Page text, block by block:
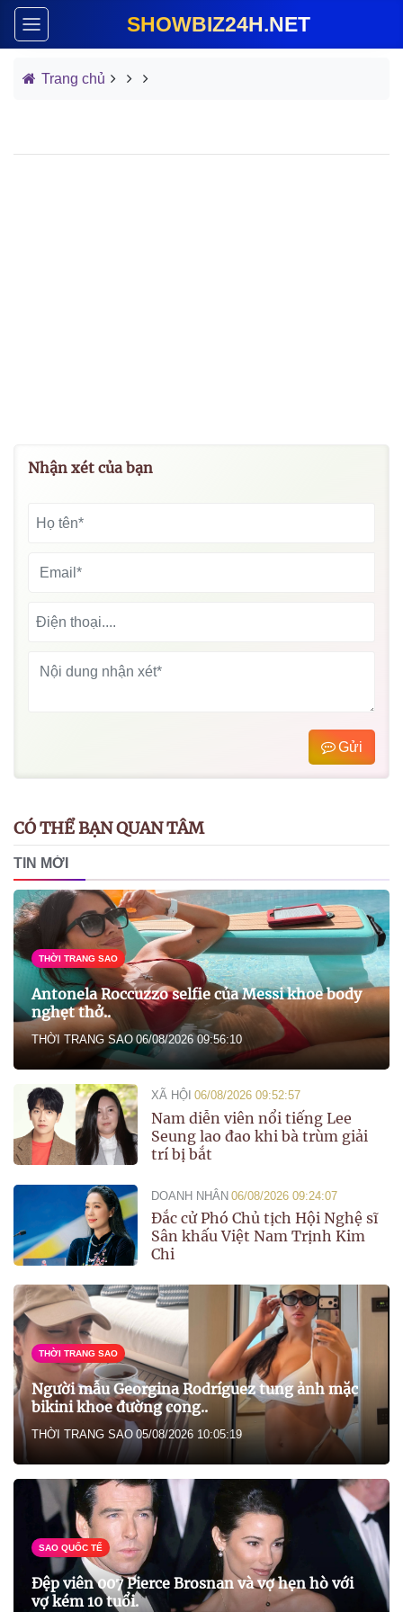
SHOWBIZ24H.NET
Trang chủ
Nhận xét của bạn
Gửi
CÓ THỂ BẠN QUAN TÂM
TIN MỚI
THỜI TRANG SAO
Antonela Roccuzzo selfie của Messi khoe body
nghẹt thở..
THỜI TRANG SAO 06/08/2026 09:56:10
XÃ HỘI 06/08/2026 09:52:57
Nam diễn viên nổi tiếng Lee
Seung lao đao khi bà trùm giải
trí bị bắt
DOANH NHÂN 06/08/2026 09:24:07
Đắc cử Phó Chủ tịch Hội Nghệ sĩ
Sân khấu Việt Nam Trịnh Kim
Chi
THỜI TRANG SAO
Người mẫu Georgina Rodríguez tung ảnh mặc
bikini khoe đường cong..
THỜI TRANG SAO 05/08/2026 10:05:19
SAO QUỐC TẾ
Đệp viên 007 Pierce Brosnan và vợ hẹn hò với
vợ kém 10 tuổi.